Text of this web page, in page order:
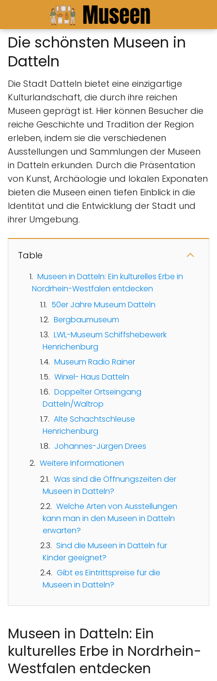
Die schönsten Museen in
Datteln
Die Stadt Datteln bietet eine einzigartige
Kulturlandschaft, die durch ihre reichen
Museen geprägt ist. Hier können Besucher die
reiche Geschichte und Tradition der Region
erleben, indem sie die verschiedenen
Ausstellungen und Sammlungen der Museen
in Datteln erkunden. Durch die Präsentation
von Kunst, Archäologie und lokalen Exponaten
bieten die Museen einen tiefen Einblick in die
Identität und die Entwicklung der Stadt und
ihrer Umgebung.
Table
Museen in Datteln: Ein kulturelles Erbe in
Nordrhein-Westfalen entdecken
50er Jahre Museum Datteln
Bergbaumuseum
LWL-Museum Schiffshebewerk
Henrichenburg
Museum Radio Rainer
Wirxel- Haus Datteln
Doppelter Ortseingang
Datteln/Waltrop
Alte Schachtschleuse
Henrichenburg
Johannes-Jürgen Drees
Weitere Informationen
Was sind die Öffnungszeiten der
Museen in Datteln?
Welche Arten von Ausstellungen
kann man in den Museen in Datteln
erwarten?
Sind die Museen in Datteln für
Kinder geeignet?
Gibt es Eintrittspreise für die
Museen in Datteln?
Museen in Datteln: Ein
kulturelles Erbe in Nordrhein-
Westfalen entdecken